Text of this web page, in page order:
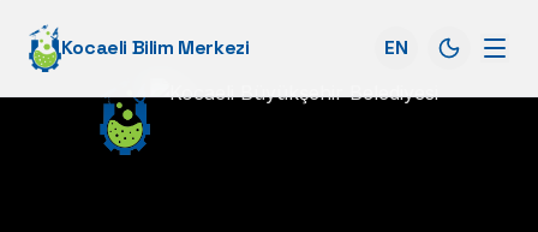
Kocaeli Bilim Merkezi EN